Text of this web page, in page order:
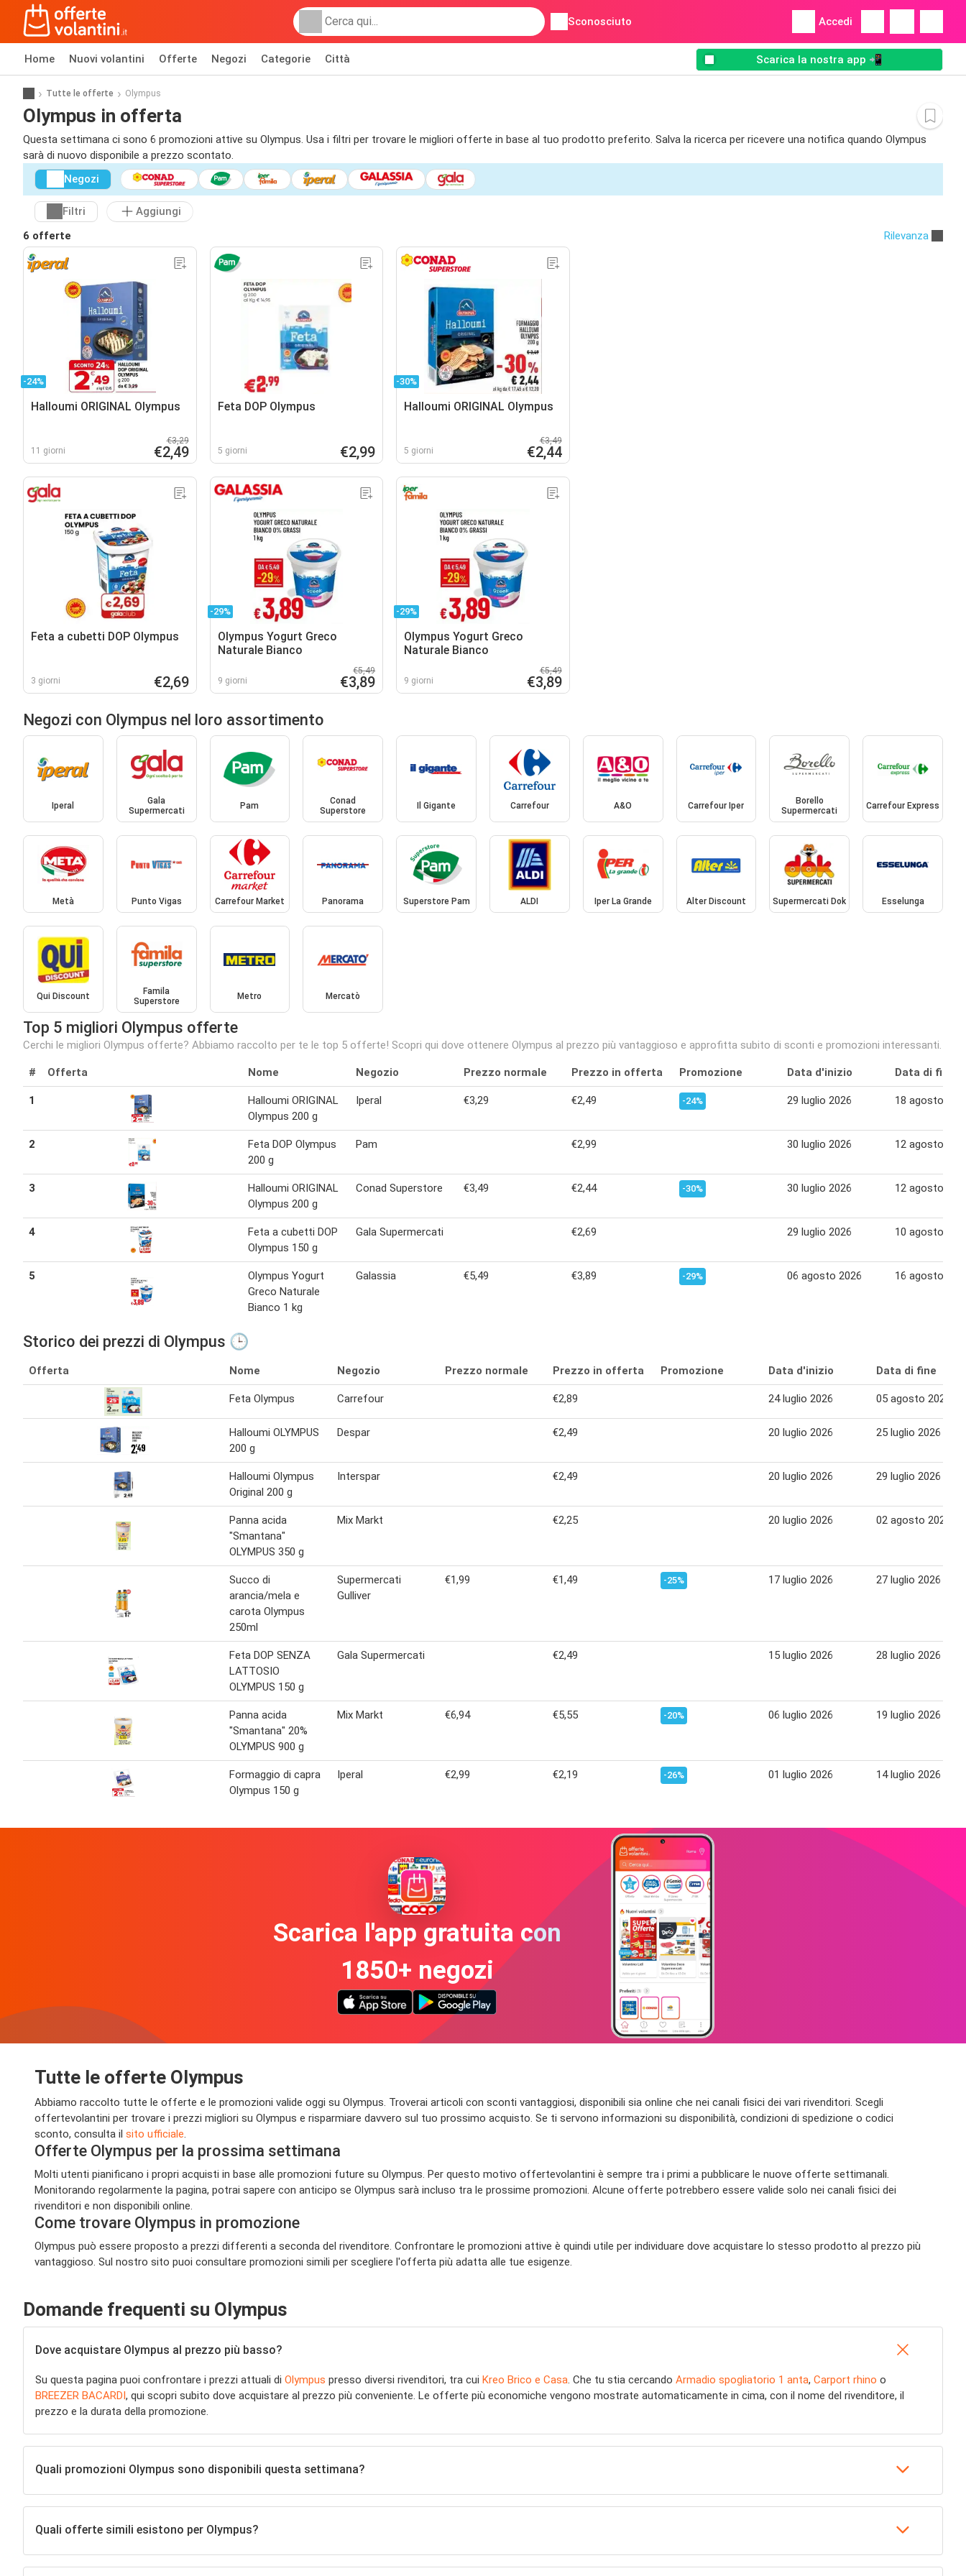
Sconosciuto Accedi
Home Nuovi volantini Offerte Negozi Categorie Città Scarica la nostra app 📲
Tutte le offerte Olympus
Olympus in offerta
Questa settimana ci sono 6 promozioni attive su Olympus. Usa i filtri per trovare le migliori offerte in base al tuo prodotto preferito. Salva la ricerca per ricevere una notifica quando Olympus
sarà di nuovo disponibile a prezzo scontato.
Negozi
Filtri
Aggiungi
6 offerte
Rilevanza
-24%
Halloumi ORIGINAL Olympus
11 giorni
€3,29
€2,49
Feta DOP Olympus
5 giorni €2,99
-30%
Halloumi ORIGINAL Olympus
5 giorni
€3,49
€2,44
Feta a cubetti DOP Olympus
3 giorni €2,69
-29%
Olympus Yogurt Greco
Naturale Bianco
9 giorni
€5,49
€3,89
-29%
Olympus Yogurt Greco
Naturale Bianco
9 giorni
€5,49
€3,89
Negozi con Olympus nel loro assortimento
Iperal
Gala
Supermercati
Pam
Conad
Superstore
Il Gigante Carrefour A&O Carrefour Iper
Borello
Supermercati
Carrefour Express
Metà Punto Vigas Carrefour Market Panorama Superstore Pam ALDI Iper La Grande Alter Discount Supermercati Dok Esselunga
Qui Discount
Famila
Superstore
Metro Mercatò
Top 5 migliori Olympus offerte
Cerchi le migliori Olympus offerte? Abbiamo raccolto per te le top 5 offerte! Scopri qui dove ottenere Olympus al prezzo più vantaggioso e approfitta subito di sconti e promozioni interessanti.
# Offerta Nome Negozio Prezzo normale Prezzo in offerta Promozione Data d'inizio Data di fine
1
Halloumi ORIGINAL
Olympus 200 g
Iperal €3,29 €2,49 -24% 29 luglio 2026 18 agosto
2
Feta DOP Olympus
200 g
Pam €2,99 30 luglio 2026 12 agosto
3
Halloumi ORIGINAL
Olympus 200 g
Conad Superstore €3,49 €2,44 -30% 30 luglio 2026 12 agosto
4
Feta a cubetti DOP
Olympus 150 g
Gala Supermercati €2,69 29 luglio 2026 10 agosto
5
Olympus Yogurt
Greco Naturale
Bianco 1 kg
Galassia €5,49 €3,89 -29% 06 agosto 2026 16 agosto
Storico dei prezzi di Olympus 🕒
Offerta Nome Negozio Prezzo normale Prezzo in offerta Promozione Data d'inizio Data di fine
Feta Olympus Carrefour €2,89 24 luglio 2026 05 agosto 2026
Halloumi OLYMPUS
200 g
Despar €2,49 20 luglio 2026 25 luglio 2026
Halloumi Olympus
Original 200 g
Interspar €2,49 20 luglio 2026 29 luglio 2026
Panna acida
"Smantana"
OLYMPUS 350 g
Mix Markt €2,25 20 luglio 2026 02 agosto 2026
Succo di
arancia/mela e
carota Olympus
250ml
Supermercati
Gulliver
€1,99 €1,49 -25% 17 luglio 2026 27 luglio 2026
Feta DOP SENZA
LATTOSIO
OLYMPUS 150 g
Gala Supermercati €2,49 15 luglio 2026 28 luglio 2026
Panna acida
"Smantana" 20%
OLYMPUS 900 g
Mix Markt €6,94 €5,55 -20% 06 luglio 2026 19 luglio 2026
Formaggio di capra
Olympus 150 g
Iperal €2,99 €2,19 -26% 01 luglio 2026 14 luglio 2026
Scarica l'app gratuita con
1850+ negozi
Tutte le offerte Olympus
Abbiamo raccolto tutte le offerte e le promozioni valide oggi su Olympus. Troverai articoli con sconti vantaggiosi, disponibili sia online che nei canali fisici dei vari rivenditori. Scegli
offertevolantini per trovare i prezzi migliori su Olympus e risparmiare davvero sul tuo prossimo acquisto. Se ti servono informazioni su disponibilità, condizioni di spedizione o codici
sconto, consulta il sito ufficiale.
Offerte Olympus per la prossima settimana
Molti utenti pianificano i propri acquisti in base alle promozioni future su Olympus. Per questo motivo offertevolantini è sempre tra i primi a pubblicare le nuove offerte settimanali.
Monitorando regolarmente la pagina, potrai sapere con anticipo se Olympus sarà incluso tra le prossime promozioni. Alcune offerte potrebbero essere valide solo nei canali fisici dei
rivenditori e non disponibili online.
Come trovare Olympus in promozione
Olympus può essere proposto a prezzi differenti a seconda del rivenditore. Confrontare le promozioni attive è quindi utile per individuare dove acquistare lo stesso prodotto al prezzo più
vantaggioso. Sul nostro sito puoi consultare promozioni simili per scegliere l'offerta più adatta alle tue esigenze.
Domande frequenti su Olympus
Dove acquistare Olympus al prezzo più basso?
Su questa pagina puoi confrontare i prezzi attuali di Olympus presso diversi rivenditori, tra cui Kreo Brico e Casa. Che tu stia cercando Armadio spogliatorio 1 anta, Carport rhino o
BREEZER BACARDI, qui scopri subito dove acquistare al prezzo più conveniente. Le offerte più economiche vengono mostrate automaticamente in cima, con il nome del rivenditore, il
prezzo e la durata della promozione.
Quali promozioni Olympus sono disponibili questa settimana?
Quali offerte simili esistono per Olympus?